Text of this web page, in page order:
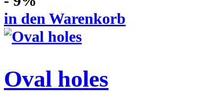
in den Warenkorb
Oval holes